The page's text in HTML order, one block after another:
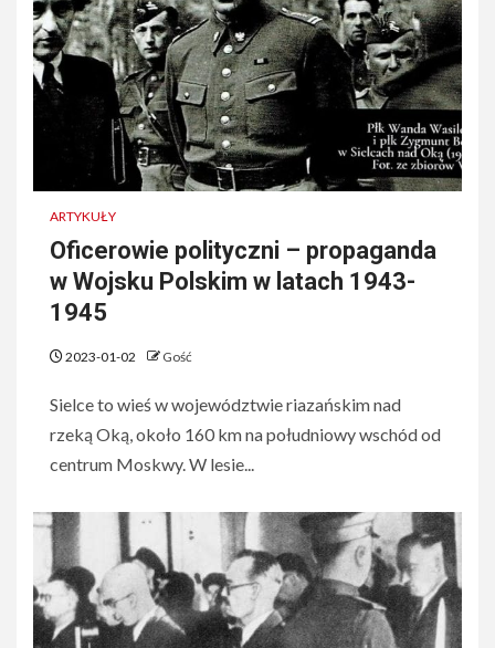
ARTYKUŁY
Oficerowie polityczni – propaganda
w Wojsku Polskim w latach 1943-
1945
2023-01-02 Gość
Sielce to wieś w województwie riazańskim nad
rzeką Oką, około 160 km na południowy wschód od
centrum Moskwy. W lesie...